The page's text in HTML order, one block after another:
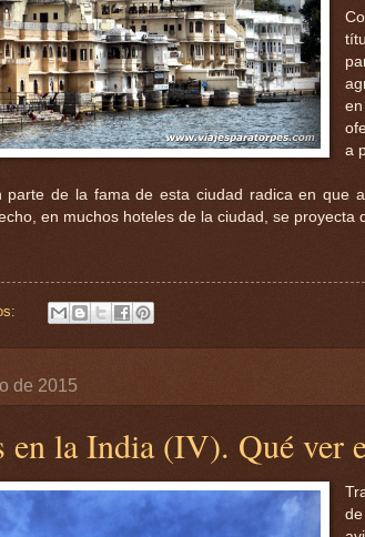
a
parte de la fama de esta ciudad radica en que
en muchos hoteles de la ciudad, se
de 2015
en la India (IV). Qué ver